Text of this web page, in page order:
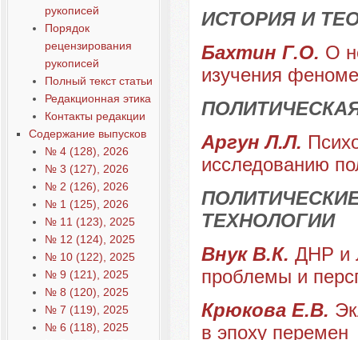
рукописей
Порядок
рецензирования
рукописей
Полный текст статьи
Редакционная этика
Контакты редакции
Содержание выпусков
№ 4 (128), 2026
№ 3 (127), 2026
№ 2 (126), 2026
№ 1 (125), 2026
№ 11 (123), 2025
№ 12 (124), 2025
№ 10 (122), 2025
№ 9 (121), 2025
№ 8 (120), 2025
№ 7 (119), 2025
№ 6 (118), 2025
ИСТОРИЯ И
Бахтин Г.О. О
изучения
Аргун Л.Л.
исследованию
ТЕХНОЛОГИИ
Внук В.К. ДНР и
проблемы и
Крюкова Е.В.
в эпоху перемен